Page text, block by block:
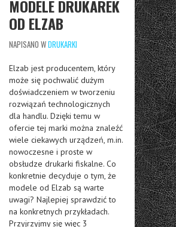
MODELE DRUKAREK
OD ELZAB
NAPISANO WDRUKARKI
Elzab jest producentem, który
może się pochwalić dużym
doświadczeniem w tworzeniu
rozwiązań technologicznych
dla handlu. Dzięki temu w
ofercie tej marki można znaleźć
wiele ciekawych urządzeń, m.in.
nowoczesne i proste w
obsłudze drukarki fiskalne. Co
konkretnie decyduje o tym, że
modele od Elzab są warte
uwagi? Najlepiej sprawdzić to
na konkretnych przykładach.
Przyjrzyjmy się więc 3